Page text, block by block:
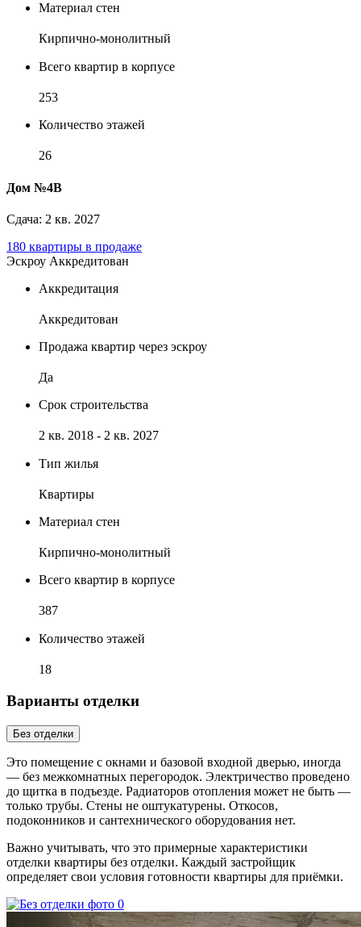
Материал стен
Кирпично-монолитный
Всего квартир в корпусе
253
Количество этажей
26
Дом №4В
Сдача: 2 кв. 2027
180 квартиры в продаже
Эскроу Аккредитован
Аккредитация
Аккредитован
Продажа квартир через эскроу
Да
Срок строительства
2 кв. 2018 - 2 кв. 2027
Тип жилья
Квартиры
Материал стен
Кирпично-монолитный
Всего квартир в корпусе
387
Количество этажей
18
Варианты отделки
Без отделки
Это помещение с окнами и базовой входной дверью, иногда
— без межкомнатных перегородок. Электричество проведено
до щитка в подъезде. Радиаторов отопления может не быть —
только трубы. Стены не оштукатурены. Откосов,
подоконников и сантехнического оборудования нет.
Важно учитывать, что это примерные характеристики
отделки квартиры без отделки. Каждый застройщик
определяет свои условия готовности квартиры для приёмки.